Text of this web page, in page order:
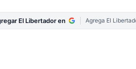
El Libertador en Agrega El